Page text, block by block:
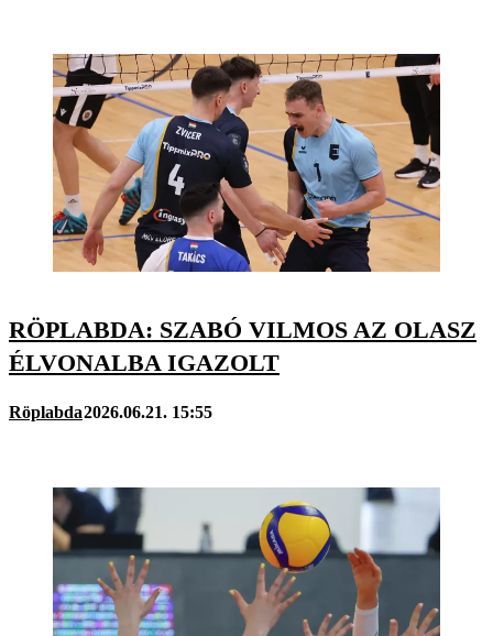
RÖPLABDA: SZABÓ VILMOS AZ OLASZ
ÉLVONALBA IGAZOLT
Röplabda2026.06.21. 15:55